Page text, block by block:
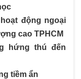
động ngoại
cao TPHCM
hứng thú đến
tiềm ẩn